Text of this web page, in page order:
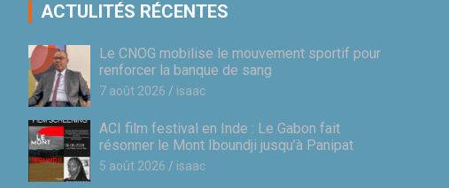
ACTULITÉS RÉCENTES
Le CNOG mobilise le mouvement sportif pour
renforcer la banque de sang
7 août 2026 isaac
ACI film festival en Inde : Le Gabon fait
résonner le Mont Iboundji jusqu’à Panipat
5 août 2026 isaac